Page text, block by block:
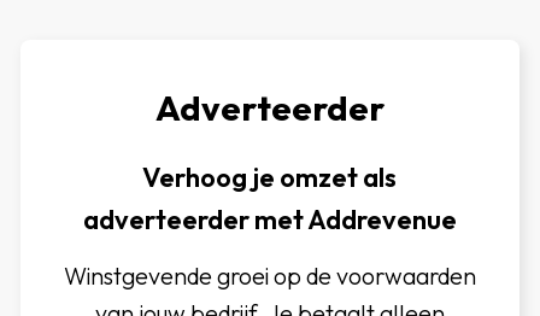
Adverteerder
Verhoog je omzet als
adverteerder met Addrevenue
Winstgevende groei op de voorwaarden